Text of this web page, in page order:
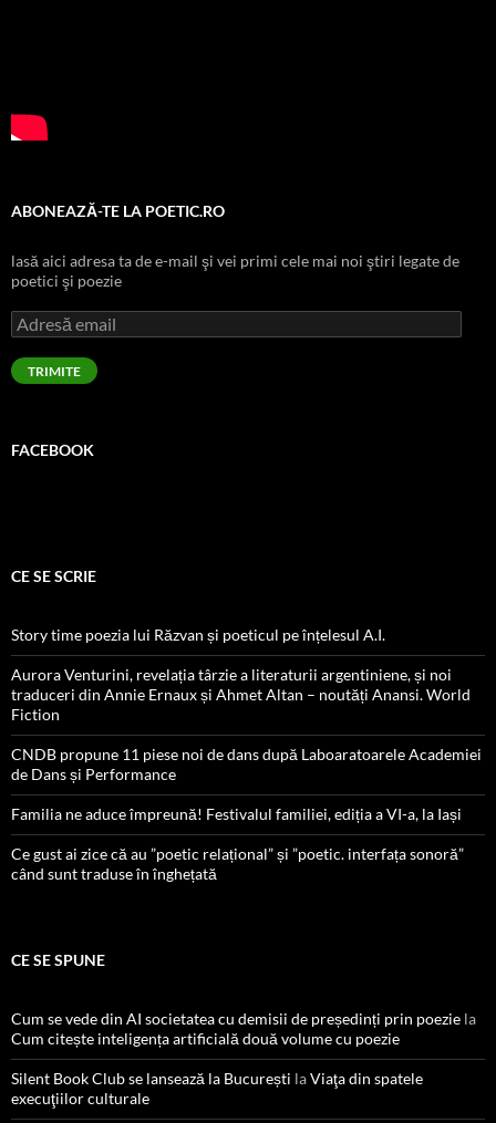
ABONEAZĂ-TE LA POETIC.RO
lasă aici adresa ta de e-mail şi vei primi cele mai noi ştiri legate de
poetici şi poezie
Adresă
email
TRIMITE
FACEBOOK
CE SE SCRIE
Story time poezia lui Răzvan și poeticul pe înțelesul A.I.
Aurora Venturini, revelația târzie a literaturii argentiniene, și noi
traduceri din Annie Ernaux și Ahmet Altan – noutăți Anansi. World
Fiction
CNDB propune 11 piese noi de dans după Laboaratoarele Academiei
de Dans și Performance
Familia ne aduce împreună! Festivalul familiei, ediția a VI-a, la Iași
Ce gust ai zice că au ”poetic relațional” și ”poetic. interfața sonoră”
când sunt traduse în înghețată
CE SE SPUNE
Cum se vede din AI societatea cu demisii de președinți prin poezie la
Cum citește inteligența artificială două volume cu poezie
Silent Book Club se lansează la București laViaţa din spatele
execuţiilor culturale